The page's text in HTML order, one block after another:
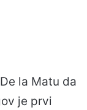
la Matu da
je prvi